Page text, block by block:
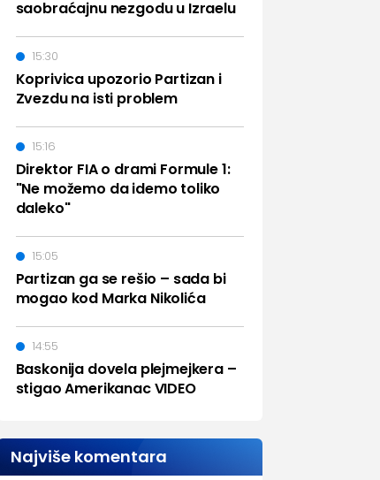
saobraćajnu nezgodu u Izraelu
Koprivica upozorio Partizan i
Zvezdu na isti problem
15:30
Direktor FIA o drami Formule 1:
"Ne možemo da idemo toliko
daleko"
15:16
Partizan ga se rešio – sada bi
mogao kod Marka Nikolića
15:05
Baskonija dovela plejmejkera –
stigao Amerikanac VIDEO
14:55
Najviše komentara